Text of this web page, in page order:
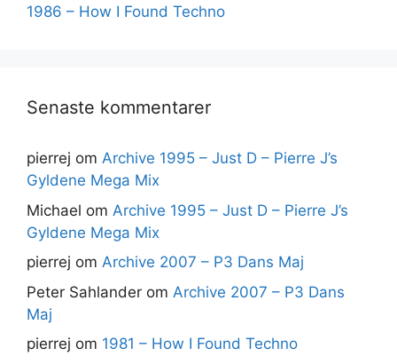
1986 – How I Found Techno
Senaste kommentarer
pierrej om Archive 1995 – Just D – Pierre J’s
Gyldene Mega Mix
Michael om Archive 1995 – Just D – Pierre J’s
Gyldene Mega Mix
pierrej om Archive 2007 – P3 Dans Maj
Peter Sahlander om Archive 2007 – P3 Dans
Maj
pierrej om 1981 – How I Found Techno